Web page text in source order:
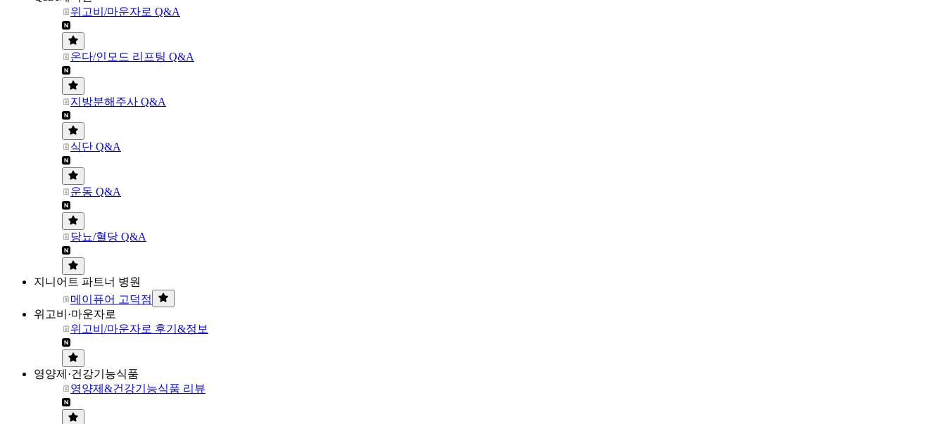
위고비/마운자로 Q&A
온다/인모드 리프팅 Q&A
지방분해주사 Q&A
식단 Q&A
운동 Q&A
당뇨/혈당 Q&A
지니어트 파트너 병원
메이퓨어 고덕점
위고비·마운자로
위고비/마운자로 후기&정보
영양제·건강기능식품
영양제&건강기능식품 리뷰